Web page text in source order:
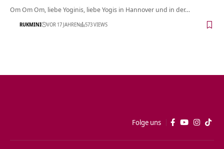
Om Om Om, liebe Yoginis, liebe Yogis in Hannover und in der…
RUKMINI VOR 17 JAHREN 573 VIEWS
Folge uns